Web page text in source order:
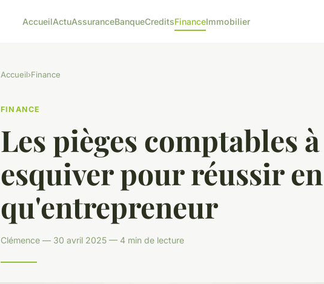
AccueilActuAssuranceBanqueCreditsFinanceImmobilier
Accueil›Finance
FINANCE
Les pièges comptables à
esquiver pour réussir
qu'entrepreneur
Clémence — 30 avril 2025 — 4 min de lecture